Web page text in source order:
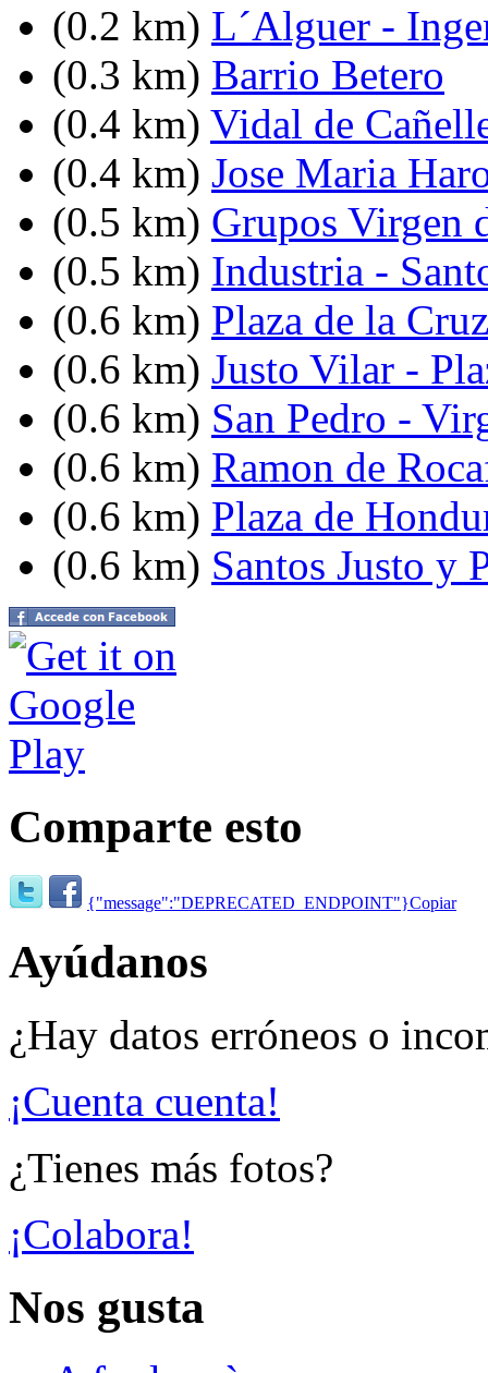
(0.2 km) L´Alguer -
(0.3 km) Barrio Betero
(0.4 km) Vidal de
(0.4 km) Jose Maria
(0.5 km) Grupos Virgen
(0.5 km) Industria -
(0.6 km) Plaza de la
(0.6 km) Justo Vilar -
(0.6 km) San Pedro -
(0.6 km) Ramon de
(0.6 km) Plaza de
(0.6 km) Santos Justo y
Comparte esto
{"message":"DEPRECATED_ENDPOINT"}Copiar
Ayúdanos
¿Hay datos erróneos o
¡Cuenta cuenta!
¿Tienes más fotos?
¡Colabora!
Nos gusta